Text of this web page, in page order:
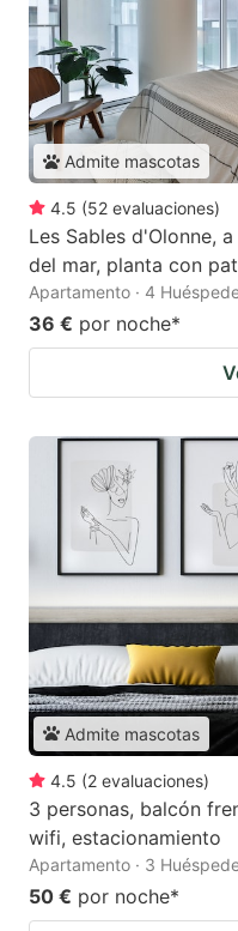
Admite mascotas
4.5 (52 evaluaciones)
Les Sables d'Olonne,
del mar, planta con
Apartamento · 4
36 € por noche*
Admite mascotas
4.5 (2 evaluaciones)
3 personas, balcón
wifi, estacionamiento
Apartamento · 3
50 € por noche*